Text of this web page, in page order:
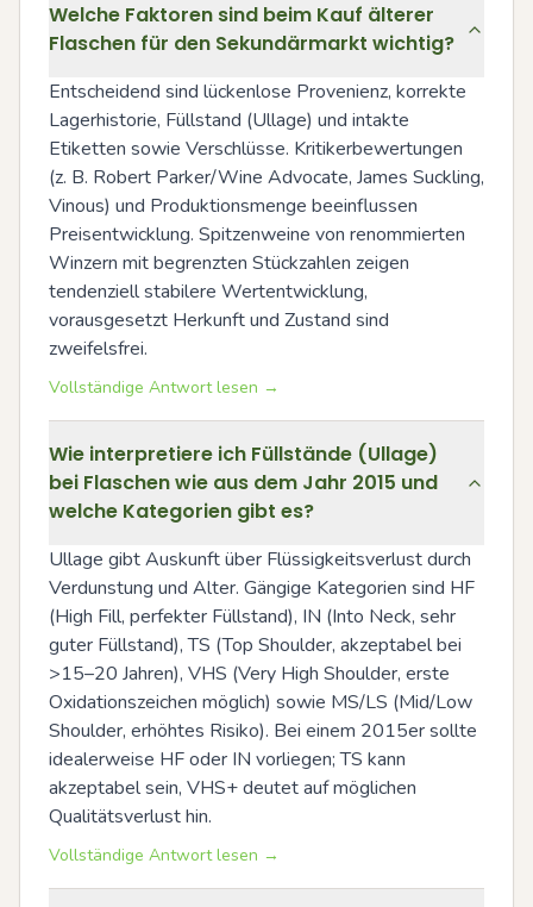
Welche Faktoren sind beim Kauf älterer
Flaschen für den Sekundärmarkt wichtig?
Entscheidend sind lückenlose Provenienz, korrekte
Lagerhistorie, Füllstand (Ullage) und intakte
Etiketten sowie Verschlüsse. Kritikerbewertungen
(z. B. Robert Parker/Wine Advocate, James Suckling,
Vinous) und Produktionsmenge beeinflussen
Preisentwicklung. Spitzenweine von renommierten
Winzern mit begrenzten Stückzahlen zeigen
tendenziell stabilere Wertentwicklung,
vorausgesetzt Herkunft und Zustand sind
zweifelsfrei.
Vollständige Antwort lesen →
Wie interpretiere ich Füllstände (Ullage)
bei Flaschen wie aus dem Jahr 2015 und
welche Kategorien gibt es?
Ullage gibt Auskunft über Flüssigkeitsverlust durch
Verdunstung und Alter. Gängige Kategorien sind HF
(High Fill, perfekter Füllstand), IN (Into Neck, sehr
guter Füllstand), TS (Top Shoulder, akzeptabel bei
>15–20 Jahren), VHS (Very High Shoulder, erste
Oxidationszeichen möglich) sowie MS/LS (Mid/Low
Shoulder, erhöhtes Risiko). Bei einem 2015er sollte
idealerweise HF oder IN vorliegen; TS kann
akzeptabel sein, VHS+ deutet auf möglichen
Qualitätsverlust hin.
Vollständige Antwort lesen →